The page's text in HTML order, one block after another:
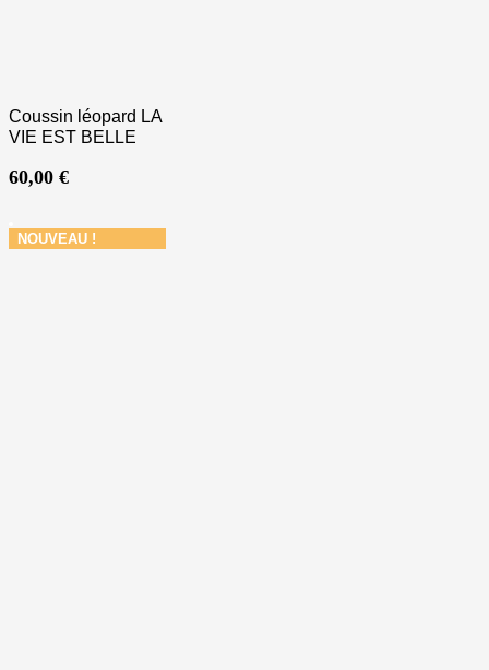
Coussin léopard LA
VIE EST BELLE
60,00 €
NOUVEAU !